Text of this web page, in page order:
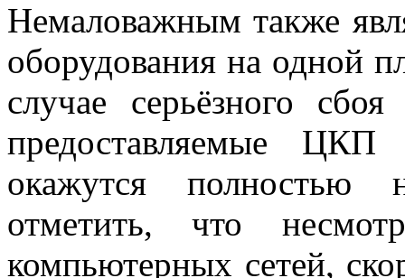
Немаловажным также
оборудования на одной
случае серьёзного
предоставляемые
окажутся полностью
отметить, что
компьютерных сетей,